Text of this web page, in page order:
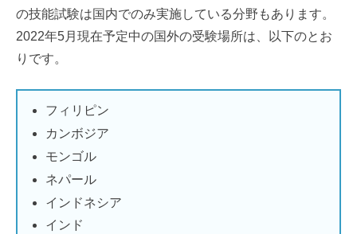
の技能試験は国内でのみ実施している分野もあります。
2022年5月現在予定中の国外の受験場所は、以下のとお
りです。
フィリピン
カンボジア
モンゴル
ネパール
インドネシア
インド